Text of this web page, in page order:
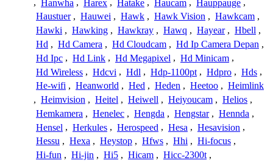
, Hanwha , Harex , Hatake , Haucam , Hauppauge ,
Haustuer , Hauwei , Hawk , Hawk Vision , Hawkcam ,
Hawki , Hawking , Hawkray , Hawq , Hayear , Hbell ,
Hd , Hd Camera , Hd Cloudcam , Hd Ip Camera Depan ,
Hd Ipc , Hd Link , Hd Megapixel , Hd Minicam ,
Hd Wireless , Hdcvi , Hdl , Hdp-1100pt , Hdpro , Hds ,
He-wifi , Heanworld , Hed , Heden , Heetoo , Heimlink
, Heimvision , Heitel , Heiwell , Heiyoucam , Helios ,
Hemkamera , Henelec , Hengda , Hengstar , Hennda ,
Hensel , Herkules , Herospeed , Hesa , Hesavision ,
Hessu , Hexa , Heystop , Hfws , Hhi , Hi-focus ,
Hi-fun , Hi-jin , Hi5 , Hicam , Hicc-2300t ,